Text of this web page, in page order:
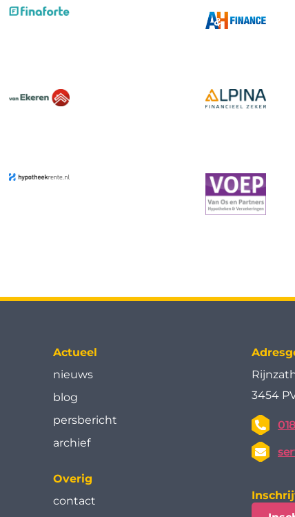
Actueel
nieuws
blog
persbericht
archief
Overig
contact
3454